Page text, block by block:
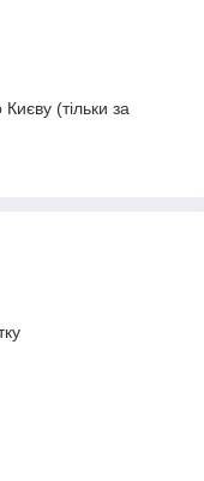
(тільки за